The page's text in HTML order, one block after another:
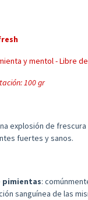
y mentol - Libre
100 gr
explosión de
fuertes y sanos.
pimientas:
sanguínea de las